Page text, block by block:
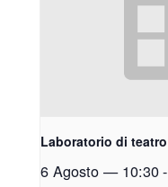
Laboratorio di teatro
6 Agosto — 10:30-